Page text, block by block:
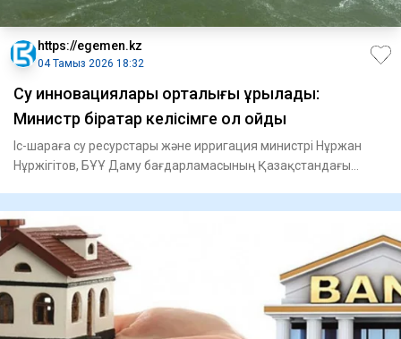
https://egemen.kz
04 Тамыз 2026 18:32
Су инновациялары орталығы құрылады:
Министр бірқатар келісімге қол қойды
Іс-шараға cу ресурстары және ирригация министрі Нұржан
Нұржігітов, БҰҰ Даму бағдарламасының Қазақстандағы